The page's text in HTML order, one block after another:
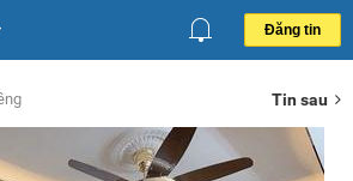
Đăng tin
Tin sau